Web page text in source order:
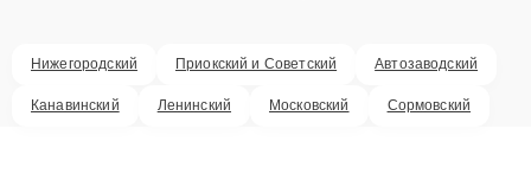
Нижегородский Приокский и Советский Автозаводский
Канавинский Ленинский Московский Сормовский